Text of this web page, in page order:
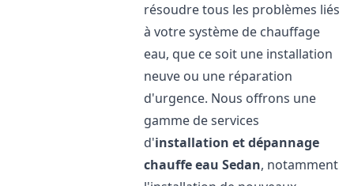
résoudre tous les problèmes liés
à votre système de chauffage
eau, que ce soit une installation
neuve ou une réparation
d'urgence. Nous offrons une
gamme de services
d'installation et dépannage
chauffe eau Sedan, notamment